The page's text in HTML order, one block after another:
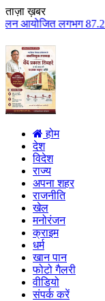
ताज़ा ख़बर
लागत के 41
होम
देश
विदेश
राज्य
अपना शहर
राजनीति
खेल
मनोरंजन
क्राइम
धर्म
खान पान
फोटो गैलरी
वीडियो
संपर्क करें